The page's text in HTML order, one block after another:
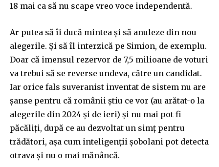
18 mai ca să nu scape vreo voce independentă.
Ar putea să îi ducă mintea și să anuleze din nou
alegerile. Și să îl interzică pe Simion, de exemplu.
Doar că imensul rezervor de 7,5 milioane de voturi
va trebui să se reverse undeva, către un candidat.
Iar orice fals suveranist inventat de sistem nu are
șanse pentru că românii știu ce vor (au arătat-o la
alegerile din 2024 și de ieri) și nu mai pot fi
păcăliți, după ce au dezvoltat un simț pentru
trădători, așa cum inteligenții șobolani pot detecta
otrava și nu o mai mănâncă.